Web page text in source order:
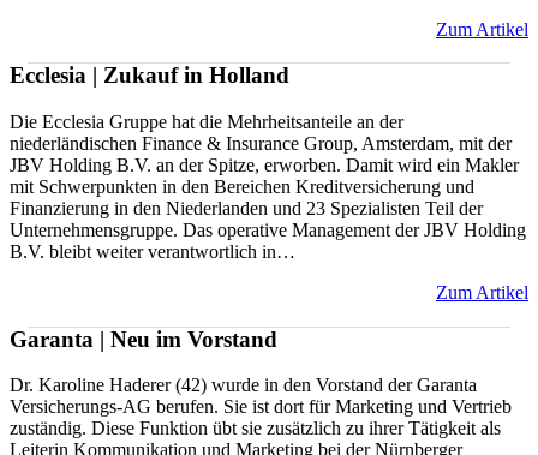
Zum Artikel
Ecclesia | Zukauf in Holland
Die Ecclesia Gruppe hat die Mehrheitsanteile an der
niederländischen Finance & Insurance Group, Amsterdam, mit der
JBV Holding B.V. an der Spitze, erworben. Damit wird ein Makler
mit Schwerpunkten in den Bereichen Kreditversicherung und
Finanzierung in den Niederlanden und 23 Spezialisten Teil der
Unternehmensgruppe. Das operative Management der JBV Holding
B.V. bleibt weiter verantwortlich in…
Zum Artikel
Garanta | Neu im Vorstand
Dr. Karoline Haderer (42) wurde in den Vorstand der Garanta
Versicherungs-AG berufen. Sie ist dort für Marketing und Vertrieb
zuständig. Diese Funktion übt sie zusätzlich zu ihrer Tätigkeit als
Leiterin Kommunikation und Marketing bei der Nürnberger